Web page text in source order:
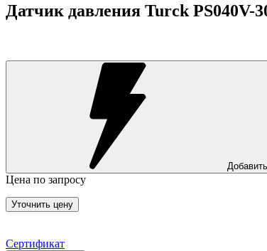
Датчик давления Turck PS040V-
Цена по запросу
Уточнить цену
Сертификат